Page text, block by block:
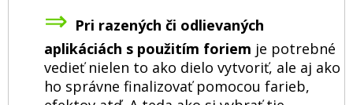
⇒ Pri razených či odlievaných
aplikáciách s použitím foriem je potrebné
vedieť nielen to ako dielo vytvoriť, ale aj ako
ho správne finalizovať pomocou farieb,